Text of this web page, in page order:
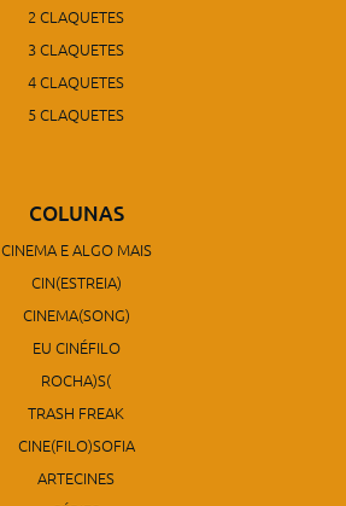
2 CLAQUETES
3 CLAQUETES
4 CLAQUETES
5 CLAQUETES
COLUNAS
CINEMA E ALGO MAIS
CIN(ESTREIA)
CINEMA(SONG)
EU CINÉFILO
ROCHA)S(
TRASH FREAK
CINE(FILO)SOFIA
ARTECINES